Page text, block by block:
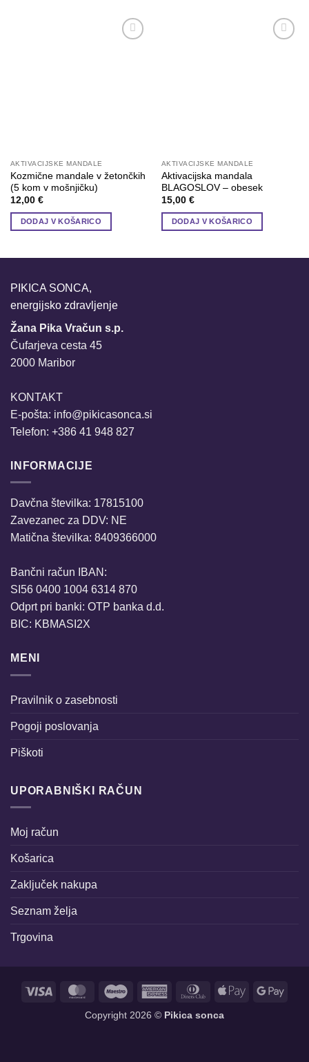
AKTIVACIJSKE MANDALE
Kozmične mandale v žetončkih
(5 kom v mošnjičku)
12,00 €
DODAJ V KOŠARICO
AKTIVACIJSKE MANDALE
Aktivacijska mandala
BLAGOSLOV – obesek
15,00 €
DODAJ V KOŠARICO
PIKICA SONCA,
energijsko zdravljenje
Žana Pika Vračun s.p.
Čufarjeva cesta 45
2000 Maribor
KONTAKT
E-pošta: info@pikicasonca.si
Telefon: +386 41 948 827
INFORMACIJE
Davčna številka: 17815100
Zavezanec za DDV: NE
Matična številka: 8409366000
Bančni račun IBAN:
SI56 0400 1004 6314 870
Odprt pri banki: OTP banka d.d.
BIC: KBMASI2X
MENI
Pravilnik o zasebnosti
Pogoji poslovanja
Piškoti
UPORABNIŠKI RAČUN
Moj račun
Košarica
Zaključek nakupa
Seznam želja
Trgovina
Visa MasterCardMaestro
American
Dinners Apple
Copyright 2026 © Pikica sonca